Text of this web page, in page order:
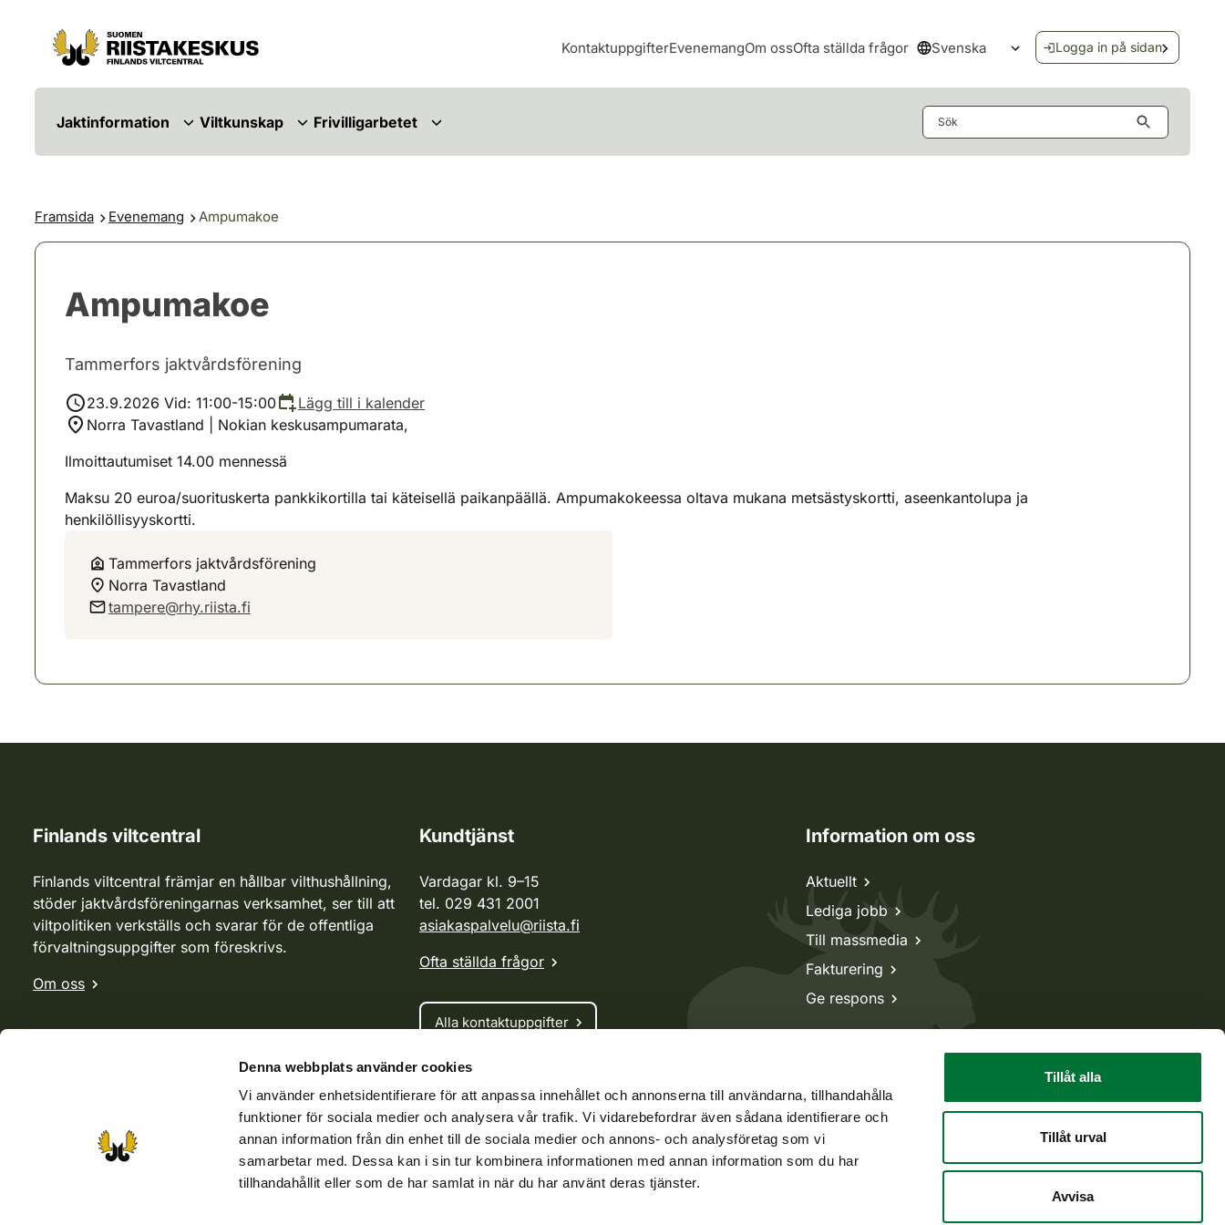
Denna webbplats använder cookies
Vi använder enhetsidentifierare för att anpassa innehållet och annonserna till användarna, tillhandahålla
funktioner för sociala medier och analysera vår trafik. Vi vidarebefordrar även sådana identifierare och
annan information från din enhet till de sociala medier och annons- och analysföretag som vi
samarbetar med. Dessa kan i sin tur kombinera informationen med annan information som du har
tillhandahållit eller som de har samlat in när du har använt deras tjänster.
Tillåt alla
Tillåt urval
Avvisa
Hoppa till innehåll
Gå till webbplatskartan
KontaktuppgifterEvenemangOm ossOfta ställda frågor Svenska
Öppna språkmenyn
Logga in på sidan
Jaktinformation Viltkunskap Frivilligarbetet
Framsida Evenemang Ampumakoe
Ampumakoe
Tammerfors jaktvårdsförening
23.9.2026 Vid: 11:00-15:00
Lägg till i kalender
Norra Tavastland | Nokian keskusampumarata,
Ilmoittautumiset 14.00 mennessä
Maksu 20 euroa/suorituskerta pankkikortilla tai käteisellä paikanpäällä. Ampumakokeessa oltava mukana metsästyskortti, aseenkantolupa ja
henkilöllisyyskortti.
Tammerfors jaktvårdsförening
Norra Tavastland
tampere@rhy.riista.fi
Finlands viltcentral
Finlands viltcentral främjar en hållbar vilthushållning,
stöder jaktvårdsföreningarnas verksamhet, ser till att
viltpolitiken verkställs och svarar för de offentliga
förvaltningsuppgifter som föreskrivs.
Om oss
Kundtjänst
Vardagar kl. 9–15
tel. 029 431 2001
asiakaspalvelu@riista.fi
Ofta ställda frågor
Alla kontaktuppgifter
Jaktkort
Oma riista -tjänsten
Ansökan om licenser och dispenser
Information om oss
Aktuellt
Lediga jobb
Till massmedia
Fakturering
Ge respons